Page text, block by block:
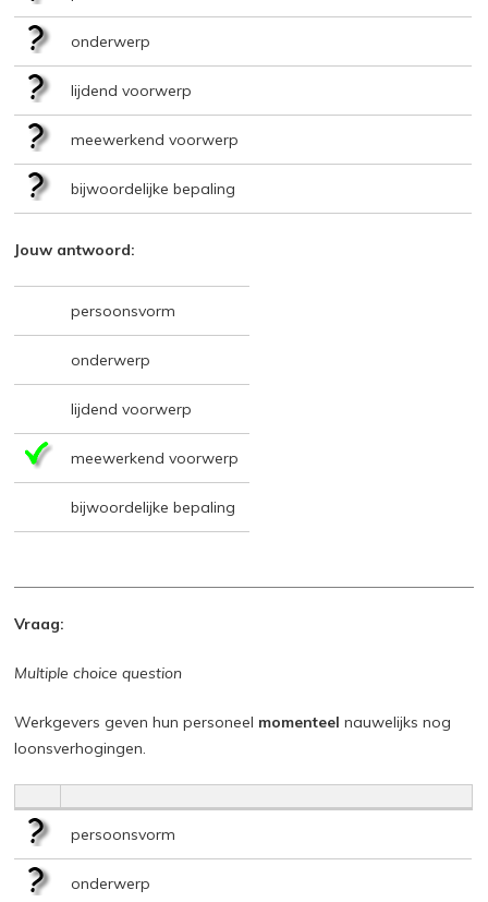
onderwerp
lijdend voorwerp
meewerkend voorwerp
bijwoordelijke bepaling
Jouw antwoord:
persoonsvorm
onderwerp
lijdend voorwerp
meewerkend voorwerp
bijwoordelijke bepaling
Vraag:
Multiple choice question
Werkgevers geven hun personeel momenteel nauwelijks nog
loonsverhogingen.
persoonsvorm
onderwerp